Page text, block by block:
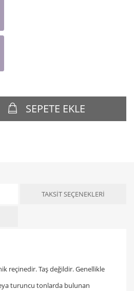
SEPETE EKLE
TAKSIT SEÇENEKLERI
reçinedir. Taş değildir. Genellikle
turuncu tonlarda bulunan